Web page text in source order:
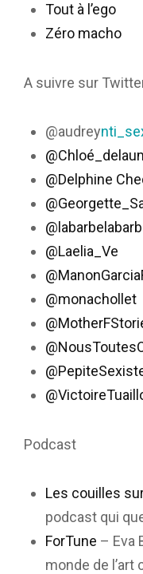
Tout à l’ego
Zéro macho
A suivre sur
@audrey
@Delphine
@Laelia_Ve
@monachollet
Podcast
Les couilles
podcast qui
ForTune – Eva
monde de